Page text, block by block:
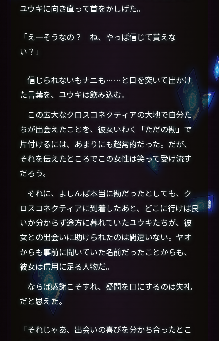
ユウキに向き直って首をかしげた。
「えーそうなの？ ね、やっぱ信じて貰えな
い？」
信じられないもナニも……と口を突いて出かけ
た言葉を、ユウキは飲み込む。
この広大なクロスコネクティアの大地で自分た
ちが出会えたことを、彼女いわく「ただの勘」で
片付けるには、あまりにも超常的だった。だが、
それを伝えたところでこの女性は笑って受け流す
だろう。
それに、よしんば本当に勘だったとしても、ク
ロスコネクティアに到着したあと、どこに行けば良
いか分からず途方に暮れていたユウキたちが、彼
女との出会いに助けられたのは間違いない。ヤオ
からも事前に聞いていた名前だったことからも、
彼女は信用に足る人物だ。
ならば感謝こそすれ、疑問を口にするのは失礼
だと思えた。
「それじゃあ、出会いの喜びを分かち合ったとこ